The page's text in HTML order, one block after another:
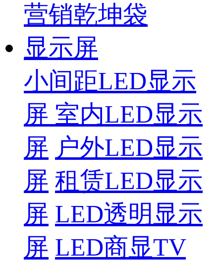
营销乾坤袋
显示屏
小间距LED显示
屏 室内LED显示
屏 户外LED显示
屏 租赁LED显示
屏 LED透明显示
屏 LED商显TV